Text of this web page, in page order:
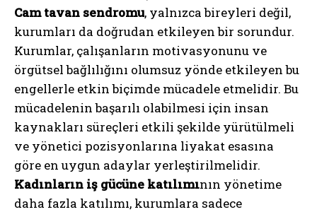
Cam tavan sendromu, yalnızca bireyleri değil,
kurumları da doğrudan etkileyen bir sorundur.
Kurumlar, çalışanların motivasyonunu ve
örgütsel bağlılığını olumsuz yönde etkileyen bu
engellerle etkin biçimde mücadele etmelidir. Bu
mücadelenin başarılı olabilmesi için insan
kaynakları süreçleri etkili şekilde yürütülmeli
ve yönetici pozisyonlarına liyakat esasına
göre en uygun adaylar yerleştirilmelidir.
Kadınların iş gücüne katılımının yönetime
daha fazla katılımı, kurumlara sadece